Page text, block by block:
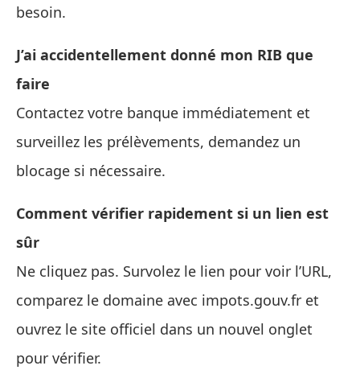
besoin.
J’ai accidentellement donné mon RIB que
faire
Contactez votre banque immédiatement et
surveillez les prélèvements, demandez un
blocage si nécessaire.
Comment vérifier rapidement si un lien est
sûr
Ne cliquez pas. Survolez le lien pour voir l’URL,
comparez le domaine avec impots.gouv.fr et
ouvrez le site officiel dans un nouvel onglet
pour vérifier.